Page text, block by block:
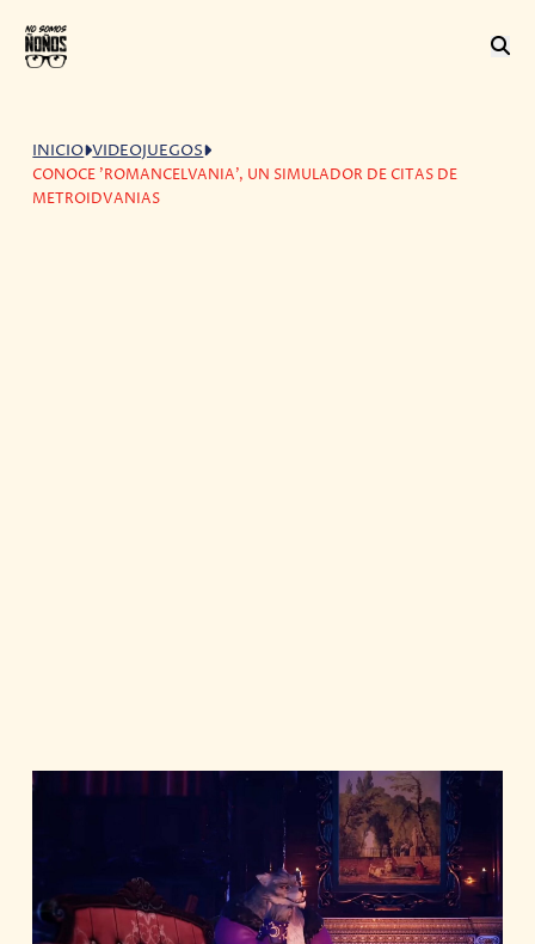
INICIO VIDEOJUEGOS
CONOCE 'ROMANCELVANIA', UN SIMULADOR DE CITAS DE
METROIDVANIAS